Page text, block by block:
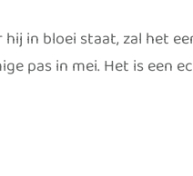
in bloei staat, zal het
pas in mei. Het is